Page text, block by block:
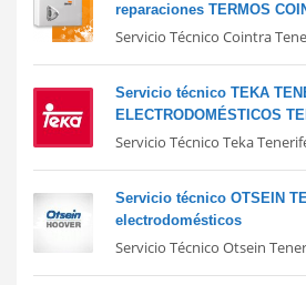
reparaciones TERMOS
Servicio Técnico Cointra
Servicio técnico TEKA
ELECTRODOMÉSTICOS
Servicio Técnico Teka
Servicio técnico OTSEIN
electrodomésticos
Servicio Técnico Otsein